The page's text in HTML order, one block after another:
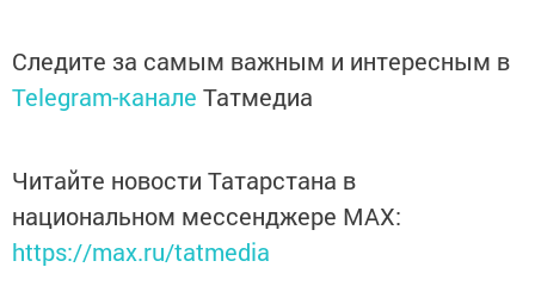
Следите за самым важным и интересным в
Telegram-канале Татмедиа
Читайте новости Татарстана в
национальном мессенджере MАХ:
https://max.ru/tatmedia